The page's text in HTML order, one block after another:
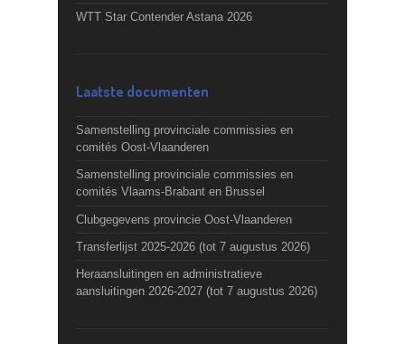
WTT Star Contender Astana 2026
Laatste documenten
Samenstelling provinciale commissies en
comités Oost-Vlaanderen
Samenstelling provinciale commissies en
comités Vlaams-Brabant en Brussel
Clubgegevens provincie Oost-Vlaanderen
Transferlijst 2025-2026 (tot 7 augustus 2026)
Heraansluitingen en administratieve
aansluitingen 2026-2027 (tot 7 augustus 2026)